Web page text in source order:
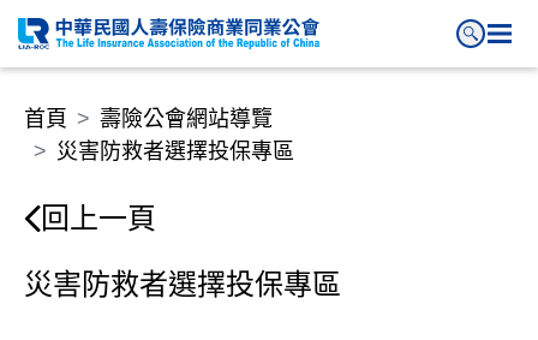
災害防救者選擇投保專區
首頁
壽險公會網站導覽
災害防救者選擇投保專區
回上一頁
災害防救者選擇投保專區